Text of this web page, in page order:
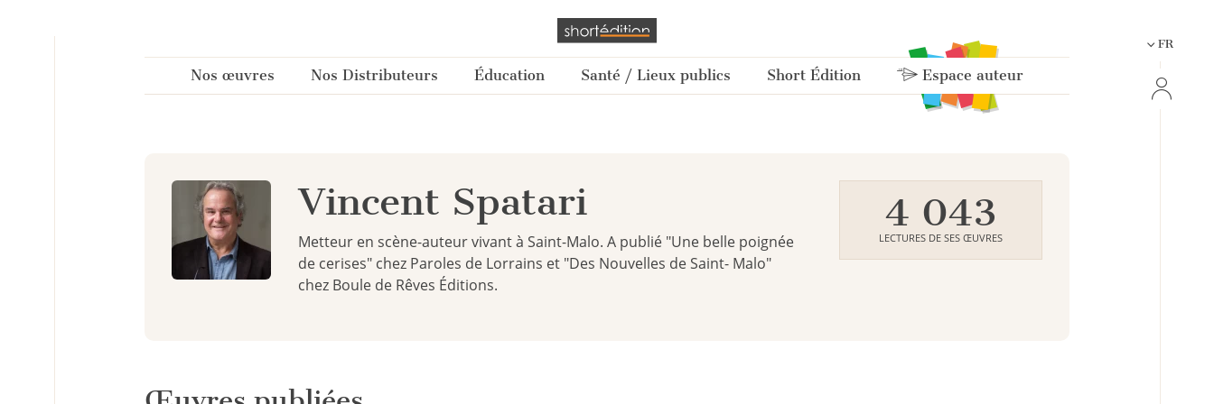
Nos œuvres Nos Distributeurs Éducation Santé / Lieux publics Short Édition Espace auteur
FR
Vincent Spatari
Metteur en scène-auteur vivant à Saint-Malo. A publié "Une belle poignée
de cerises" chez Paroles de Lorrains et "Des Nouvelles de Saint- Malo"
chez Boule de Rêves Éditions.
4 043
LECTURES DE SES ŒUVRES